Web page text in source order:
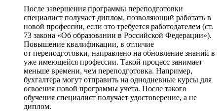
После завершения программы переподготовки
специалист получает диплом, позволяющий работать в
новой профессии, если это требуется работодателем (ст.
73 закона «Об образовании в Российской Федерации»).
Повышение квалификации, в отличие
от переподготовки, направлено на обновление знаний в
уже имеющейся профессии. Такой процесс занимает
меньше времени, чем переподготовка. Например,
бухгалтера могут отправить на однодневные курсы для
освоения новой программы учета. После такого
обучения специалист получает удостоверение, а не
диплом.